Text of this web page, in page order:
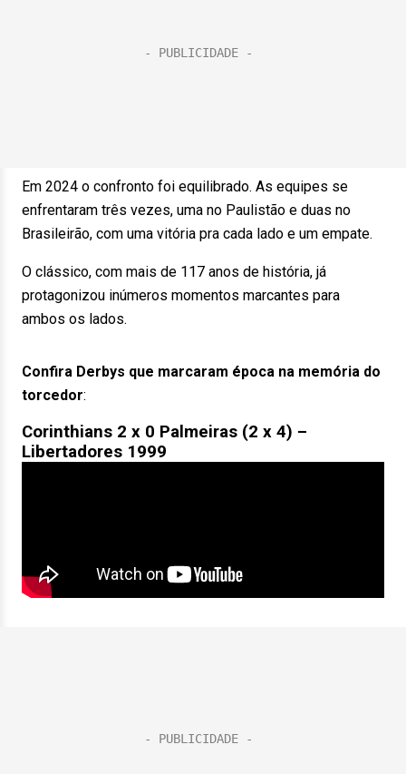
Em 2024 o confronto foi equilibrado. As equipes se
enfrentaram três vezes, uma no Paulistão e duas no
Brasileirão, com uma vitória pra cada lado e um empate.
O clássico, com mais de 117 anos de história, já
protagonizou inúmeros momentos marcantes para
ambos os lados.
Confira Derbys que marcaram época na memória do
torcedor:
Corinthians 2 x 0 Palmeiras (2 x 4) –
Libertadores 1999